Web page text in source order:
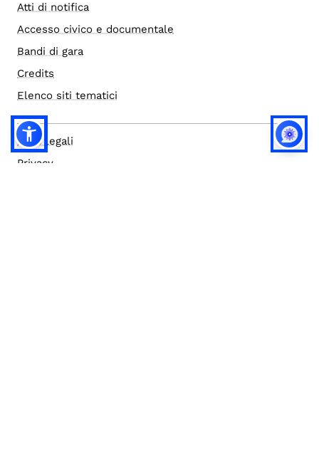
Atti di notifica
Accesso civico e documentale
Bandi di gara
Credits
Elenco siti tematici
Note legali
Privacy